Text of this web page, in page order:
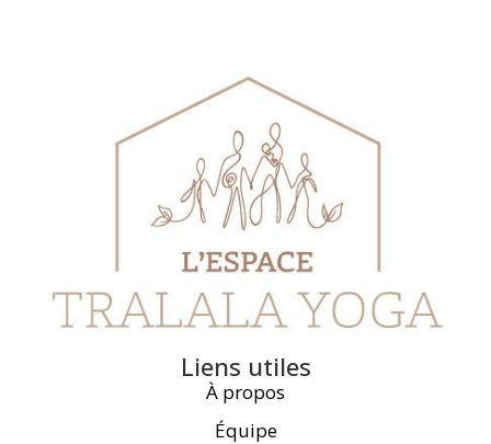
Liens utiles
À propos
Équipe